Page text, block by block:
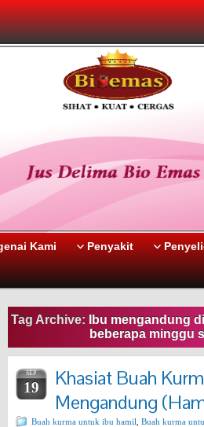
Kami Penyakit
Tag Archive:
Ibu mengandung
beberapa minggu
SEP
19
Khasiat Buah
Mengandung
Buah kurma untuk ibu hamil Buah kurma